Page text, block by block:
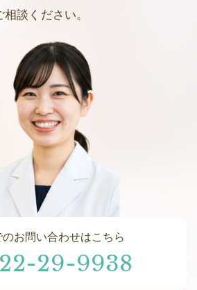
談ください。
のお問い合わせはこちら
29-9938